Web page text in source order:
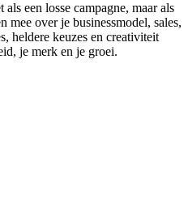
een losse campagne, maar als
mee over je businessmodel, sales,
heldere keuzes en creativiteit
je merk en je groei.